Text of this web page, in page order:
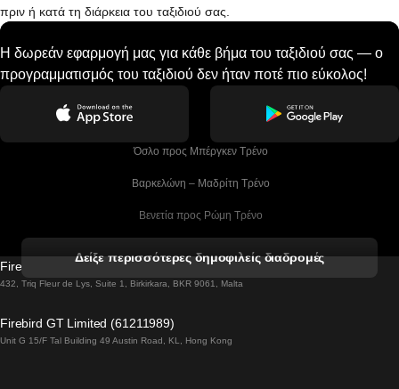
πριν ή κατά τη διάρκεια του ταξιδιού σας.
Η δωρεάν εφαρμογή μας για κάθε βήμα του ταξιδιού σας — ο
προγραμματισμός του ταξιδιού δεν ήταν ποτέ πιο εύκολος!
Όσλο προς Μπέργκεν Tρένο
Βαρκελώνη – Μαδρίτη Tρένο
Βενετία προς Ρώμη Τρένο
Βιέννη προς Σάλτσμπουργκ Τρένα
Βουδαπέστη προς Πράγα Tρένο
Δείξε περισσότερες δημοφιλείς διαδρομές
Firebird GT Limited (OC 1451)
432, Triq Fleur de Lys, Suite 1, Birkirkara, BKR 9061, Malta
Firebird GT Limited (61211989)
Unit G 15/F Tal Building 49 Austin Road, KL, Hong Kong